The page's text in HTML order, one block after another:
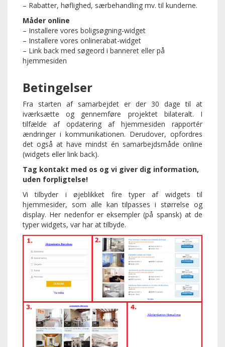
– Rabatter, høflighed, særbehandling mv. til kunderne.
Måder online
– Installere vores boligsøgning-widget
– Installere vores onlinerabat-widget
– Link back med søgeord i banneret eller på
hjemmesiden
Betingelser
Fra starten af samarbejdet er der 30 dage til at
iværksætte og gennemføre projektet bilateralt. I
tilfælde af opdatering af hjemmesiden rapportér
ændringer i kommunikationen. Derudover, opfordres
det også at have mindst én samarbejdsmåde online
(widgets eller link back).
Tag kontakt med os og vi giver dig information,
uden forpligtelse!
Vi tilbyder i øjeblikket fire typer af widgets til
hjemmesider, som alle kan tilpasses i størrelse og
display. Her nedenfor er eksempler (på spansk) at de
typer widgets, var har at tilbyde.